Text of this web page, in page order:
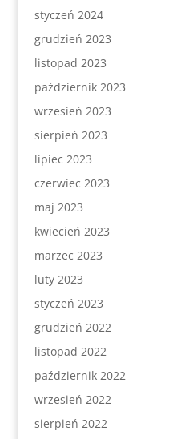
styczeń 2024
grudzień 2023
listopad 2023
październik 2023
wrzesień 2023
sierpień 2023
lipiec 2023
czerwiec 2023
maj 2023
kwiecień 2023
marzec 2023
luty 2023
styczeń 2023
grudzień 2022
listopad 2022
październik 2022
wrzesień 2022
sierpień 2022